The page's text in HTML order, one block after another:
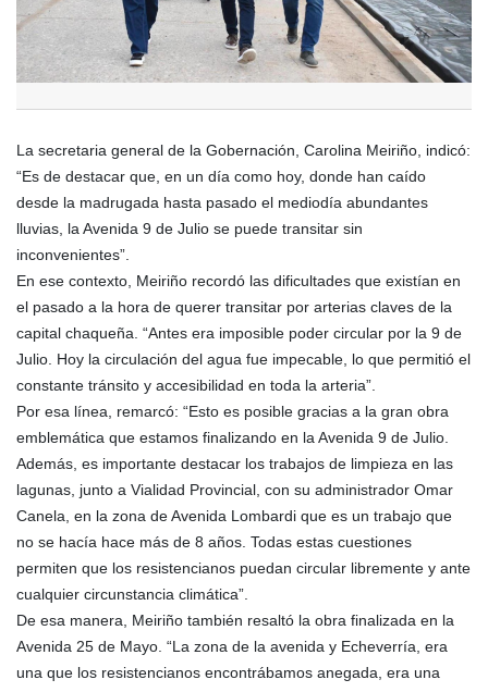
La secretaria general de la Gobernación, Carolina Meiriño, indicó:
“Es de destacar que, en un día como hoy, donde han caído
desde la madrugada hasta pasado el mediodía abundantes
lluvias, la Avenida 9 de Julio se puede transitar sin
inconvenientes”.
En ese contexto, Meiriño recordó las dificultades que existían en
el pasado a la hora de querer transitar por arterias claves de la
capital chaqueña. “Antes era imposible poder circular por la 9 de
Julio. Hoy la circulación del agua fue impecable, lo que permitió el
constante tránsito y accesibilidad en toda la arteria”.
Por esa línea, remarcó: “Esto es posible gracias a la gran obra
emblemática que estamos finalizando en la Avenida 9 de Julio.
Además, es importante destacar los trabajos de limpieza en las
lagunas, junto a Vialidad Provincial, con su administrador Omar
Canela, en la zona de Avenida Lombardi que es un trabajo que
no se hacía hace más de 8 años. Todas estas cuestiones
permiten que los resistencianos puedan circular libremente y ante
cualquier circunstancia climática”.
De esa manera, Meiriño también resaltó la obra finalizada en la
Avenida 25 de Mayo. “La zona de la avenida y Echeverría, era
una que los resistencianos encontrábamos anegada, era una